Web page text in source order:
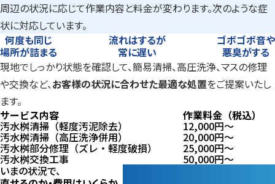
周辺の状況に応じて作業内容と料金が変わります。次のような症
状に対応しています。
何度も同じ
場所が詰まる
流れはするが
常に遅い
ゴボゴボ音や
悪臭がする
現地でしっかり状態を確認して、簡易清掃、高圧洗浄、マスの修理
や交換など、お客様の状況に合わせた最適な処置をご提案いたし
ます。
サービス内容
作業料金（税込）
汚水桝清掃（軽度汚泥除去） 12,000円〜
汚水桝清掃（高圧洗浄併用） 20,000円〜
汚水桝部分修理（ズレ・軽度破損） 25,000円〜
汚水桝交換工事 50,000円〜
いまの状況で、